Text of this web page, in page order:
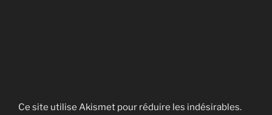
Ce site utilise Akismet pour réduire les indésirables.